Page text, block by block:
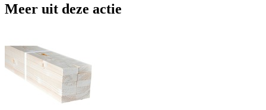
Meer uit deze actie